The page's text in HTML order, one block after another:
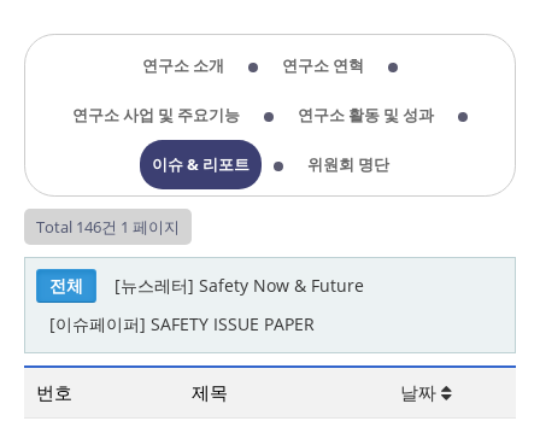
연구소 소개 연구소 연혁
연구소 사업 및 주요기능 연구소 활동 및 성과
이슈 & 리포트 위원회 명단
Total 146건 1 페이지
전체
[뉴스레터] Safety Now & Future
[이슈페이퍼] SAFETY ISSUE PAPER
번호 제목 날짜